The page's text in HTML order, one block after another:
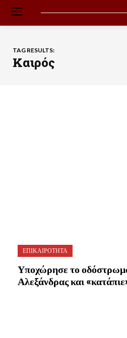
TAG RESULTS:
Καιρός
ΕΠΙΚΑΙΡΟΤΗΤΑ
Υποχώρησε το
Αλεξάνδρας και